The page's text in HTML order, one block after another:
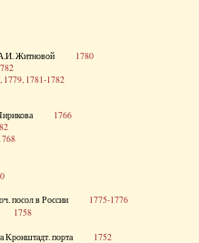
А.И. Житновой 1780
1779, 1781-1782
Чирикова 1766
посол в России 1775-1776
1758
Кронштадт. порта 1752